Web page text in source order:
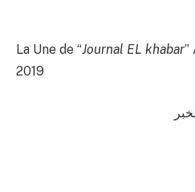
La Une de “Journal EL khabar”
2019